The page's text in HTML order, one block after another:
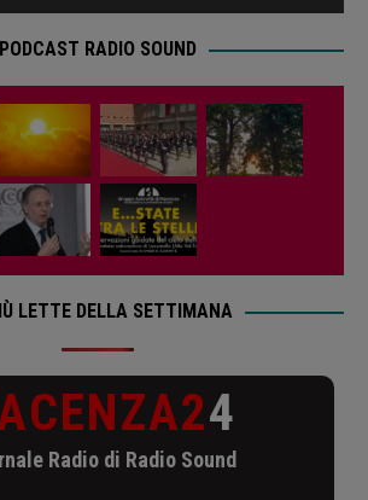
PODCAST RADIO SOUND
LETTE DELLA SETTIMANA
4
Radio di Radio Sound